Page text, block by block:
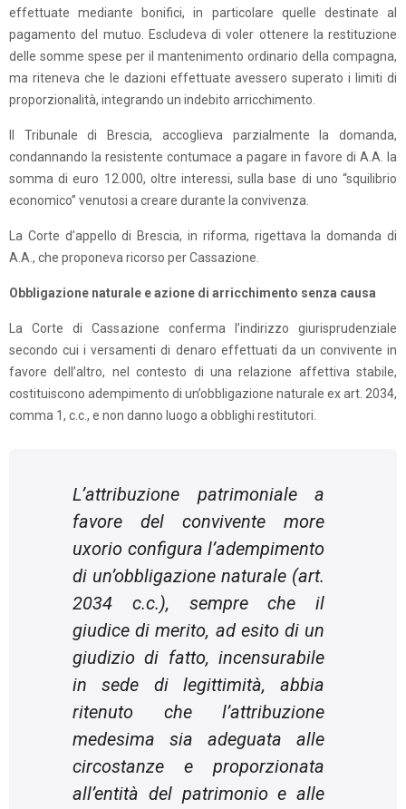
effettuate mediante bonifici, in particolare quelle destinate al
pagamento del mutuo. Escludeva di voler ottenere la restituzione
delle somme spese per il mantenimento ordinario della compagna,
ma riteneva che le dazioni effettuate avessero superato i limiti di
proporzionalità, integrando un indebito arricchimento.
Il Tribunale di Brescia, accoglieva parzialmente la domanda,
condannando la resistente contumace a pagare in favore di A.A. la
somma di euro 12.000, oltre interessi, sulla base di uno “squilibrio
economico” venutosi a creare durante la convivenza.
La Corte d’appello di Brescia, in riforma, rigettava la domanda di
A.A., che proponeva ricorso per Cassazione.
Obbligazione naturale e azione di arricchimento senza causa
La Corte di Cassazione conferma l’indirizzo giurisprudenziale
secondo cui i versamenti di denaro effettuati da un convivente in
favore dell’altro, nel contesto di una relazione affettiva stabile,
costituiscono adempimento di un’obbligazione naturale ex art. 2034,
comma 1, c.c., e non danno luogo a obblighi restitutori.
L’attribuzione patrimoniale a
favore del convivente more
uxorio configura l’adempimento
di un’obbligazione naturale (art.
2034 c.c.), sempre che il
giudice di merito, ad esito di un
giudizio di fatto, incensurabile
in sede di legittimità, abbia
ritenuto che l’attribuzione
medesima sia adeguata alle
circostanze e proporzionata
all’entità del patrimonio e alle